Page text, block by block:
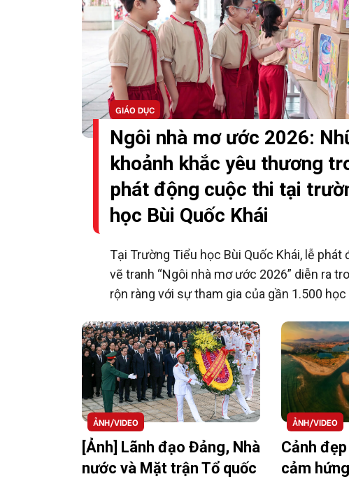
GIÁO DỤC
Ngôi nhà mơ ước 2026:
khoảnh khắc yêu thương
phát động cuộc thi tại
học Bùi Quốc Khái
Tại Trường Tiểu học Bùi Quốc Khái, lễ phát
vẽ tranh “Ngôi nhà mơ ước 2026” diễn ra
rộn ràng với sự tham gia của gần 1.500
được tham gia workshop vẽ tranh, giao lưu
Văn Dương Thành và nghệ sĩ piano quốc tế
Ochescu.
ẢNH/VIDEO
[Ảnh] Lãnh đạo Đảng, Nhà
nước và Mặt trận Tổ quốc
ẢNH/VIDEO
Cảnh
cảm